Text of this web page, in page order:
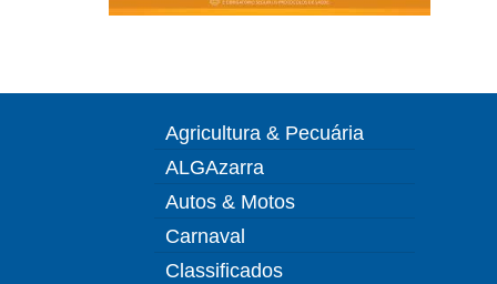
Agricultura & Pecuária
ALGAzarra
Autos & Motos
Carnaval
Classificados